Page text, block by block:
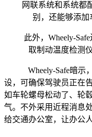
网联系统和系统都配
别，还能够添加
此外，Wheely-Safe
取制动温度检测
Wheely-Safe暗示
设，可确保驾驶员正在
如车轮螺母松动了、轮
气。不外采用近程消息
给交通办公室，让办公